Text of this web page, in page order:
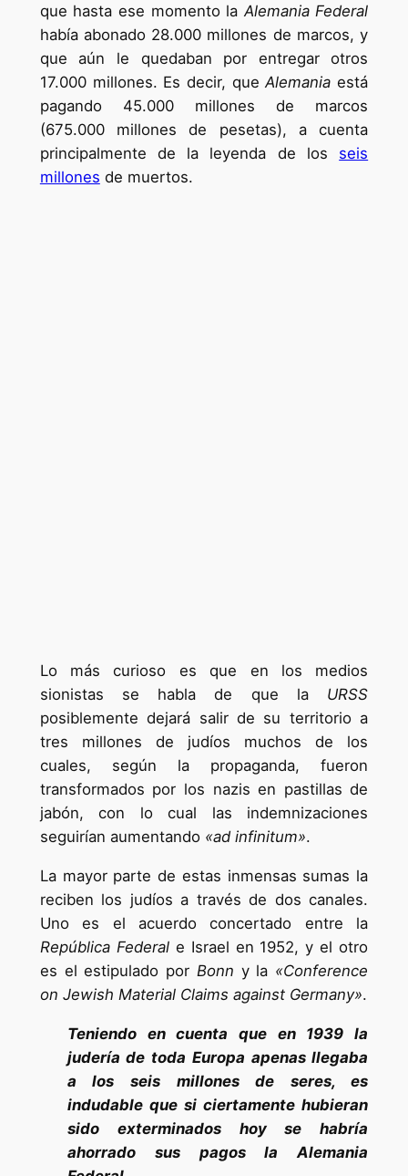
que hasta ese momento la Alemania Federal
había abonado 28.000 millones de marcos, y
que aún le quedaban por entregar otros
17.000 millones. Es decir, queAlemania está
pagando 45.000 millones de marcos
(675.000 millones de pesetas), a cuenta
principalmente de la leyenda de los seis
millones de muertos.
Lo más curioso es que en los medios
sionistas se habla de que la URSS
posiblemente dejará salir de su territorio a
tres millones de judíos muchos de los
cuales, según la propaganda, fueron
transformados por los nazis en pastillas de
jabón, con lo cual las indemnizaciones
seguirían aumentando «ad infinitum».
La mayor parte de estas inmensas sumas la
reciben los judíos a través de dos canales.
Uno es el acuerdo concertado entre la
República Federale Israel en 1952, y el otro
es el estipulado por Bonn y la «Conference
on Jewish Material Claims against Germany».
Teniendo en cuenta que en 1939 la
judería de toda Europa apenas llegaba
a los seis millones de seres, es
indudable que si ciertamente hubieran
sido exterminados hoy se habría
ahorrado sus pagos la Alemania